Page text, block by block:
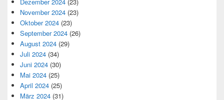
November 2024 (23)
Oktober 2024 (23)
September 2024 (26)
August 2024 (29)
Juli 2024 (34)
Juni 2024 (30)
Mai 2024 (25)
April 2024 (25)
März 2024 (31)